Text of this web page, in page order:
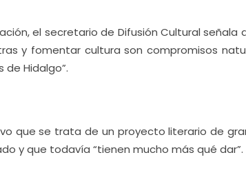
el secretario de Difusión Cultural señala
y fomentar cultura son compromisos
de Hidalgo”.
que se trata de un proyecto literario de
y que todavía “tienen mucho más qué dar”.